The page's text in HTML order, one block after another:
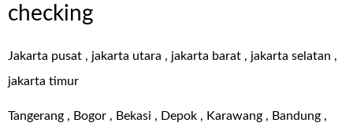
checking
Jakarta pusat , jakarta utara , jakarta barat , jakarta selatan ,
jakarta timur
Tangerang , Bogor , Bekasi , Depok , Karawang , Bandung ,